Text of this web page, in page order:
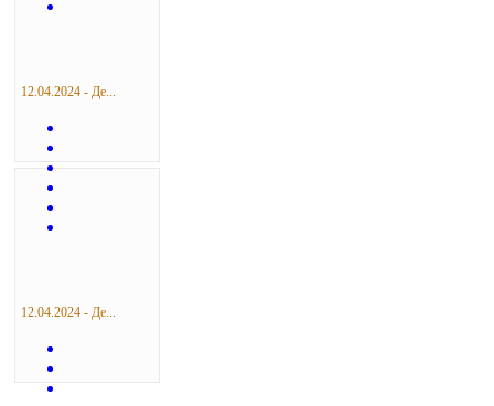
12.04.2024 - Де...
12.04.2024 - Де...